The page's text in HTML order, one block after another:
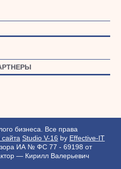
бизнеса. Все права
Studio V-16 by Effective-IT
ИА № ФС 77 - 69198 от